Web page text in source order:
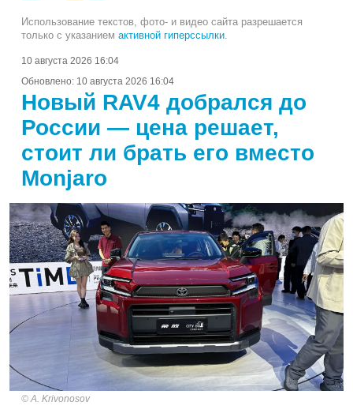
Использование текстов, фото- и видео сайта разрешается
только с указанием активной гиперссылки
10 августа 2026 16:04
Обновлено: 10 августа 2026 16:04
Новый RAV4 добрался до
России — цена решает,
стоит ли брать его вместо
Monjaro
A. Krivonosov